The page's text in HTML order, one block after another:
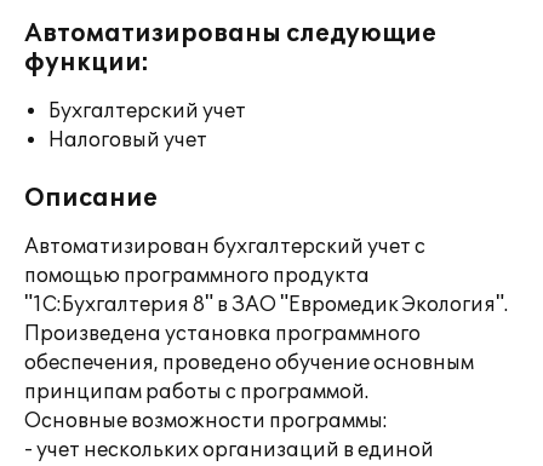
Автоматизированы следующие
функции:
Бухгалтерский учет
Налоговый учет
Описание
Автоматизирован бухгалтерский учет с
помощью программного продукта
"1С:Бухгалтерия 8" в ЗАО "Евромедик Экология".
Произведена установка программного
обеспечения, проведено обучение основным
принципам работы с программой.
Основные возможности программы:
- учет нескольких организаций в единой